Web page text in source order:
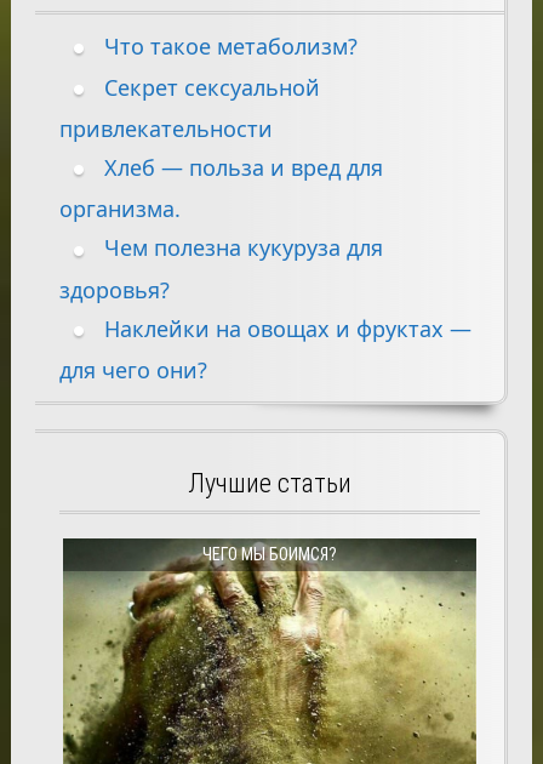
Что такое метаболизм?
Секрет сексуальной
привлекательности
Хлеб — польза и вред для
организма.
Чем полезна кукуруза для
здоровья?
Наклейки на овощах и фруктах —
для чего они?
Лучшие статьи
ЧЕГО МЫ БОИМСЯ?